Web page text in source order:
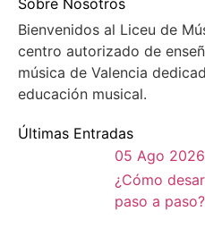
Sobre Nosotros
Bienvenidos al Liceu de
centro autorizado de
música de Valencia
educación musical.
Últimas Entradas
05 Ago 2026
¿Cómo
paso a paso?